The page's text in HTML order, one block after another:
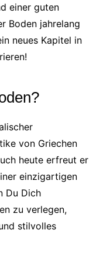
einer guten
Boden jahrelang
neues Kapitel in
von Griechen
heute erfreut er
einzigartigen
Du Dich
zu verlegen,
stilvolles